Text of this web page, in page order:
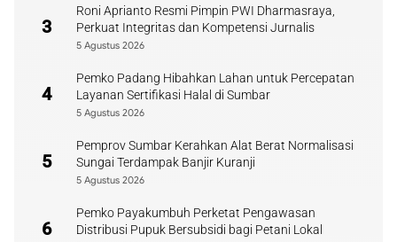
3
Roni Aprianto Resmi Pimpin PWI Dharmasraya,
Perkuat Integritas dan Kompetensi Jurnalis
5 Agustus 2026
4
Pemko Padang Hibahkan Lahan untuk Percepatan
Layanan Sertifikasi Halal di Sumbar
5 Agustus 2026
5
Pemprov Sumbar Kerahkan Alat Berat Normalisasi
Sungai Terdampak Banjir Kuranji
5 Agustus 2026
6
Pemko Payakumbuh Perketat Pengawasan
Distribusi Pupuk Bersubsidi bagi Petani Lokal